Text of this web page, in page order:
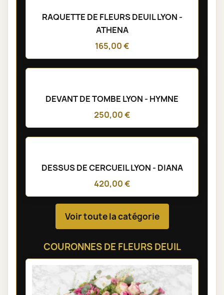
RAQUETTE DE FLEURS DEUIL LYON -
ATHENA
165,00 €
DEVANT DE TOMBE LYON - HYMNE
250,00 €
DESSUS DE CERCUEIL LYON - DIANA
420,00 €
Voir toute la catégorie
COURONNES DE FLEURS DEUIL